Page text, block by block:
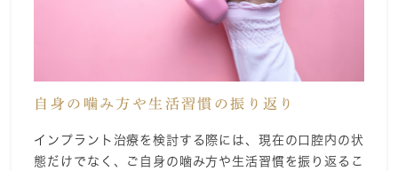
自身の噛み方や生活習慣の振り返り
インプラント治療を検討する際には、現在の口腔内の状
態だけでなく、ご自身の噛み方や生活習慣を振り返るこ